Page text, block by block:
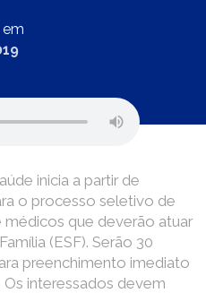
inicia a partir de
o processo seletivo de
que deverão atuar
(ESF). Serão 30
preenchimento imediato
interessados devem